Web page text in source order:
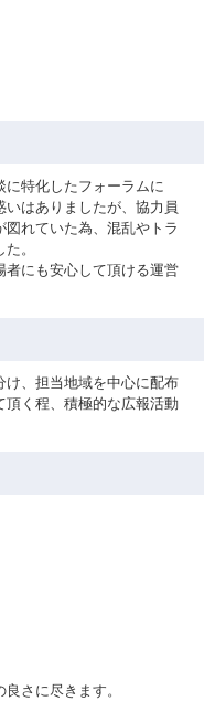
特化したフォーラムに
はありましたが、協力員
れていた為、混乱やトラ
。
者にも安心して頂ける運営
け、担当地域を中心に配布
頂く程、積極的な広報活動
さに尽きます。